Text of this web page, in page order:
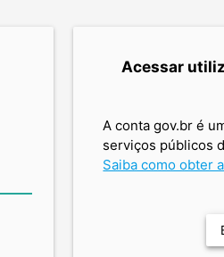
Acessar
A conta gov.br é
serviços públicos
Saiba como obter